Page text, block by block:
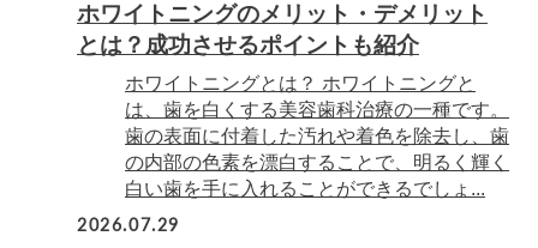
ホワイトニングのメリット・デメリット
とは？成功させるポイントも紹介
ホワイトニングとは？ ホワイトニングと
は、歯を白くする美容歯科治療の一種です。
歯の表面に付着した汚れや着色を除去し、歯
の内部の色素を漂白することで、明るく輝く
白い歯を手に入れることができるでしょ...
2026.07.29